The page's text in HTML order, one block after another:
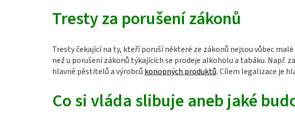
Tresty za porušení zákonů
Tresty čekající na ty, kteří poruší některé ze zákonů nejsou vůbec
než u porušení zákonů týkajících se prodeje alkoholu a tabáku.
hlavně pěstitelů a výrobců konopných produktů. Cílem legalizace je
Co si vláda slibuje aneb jaké